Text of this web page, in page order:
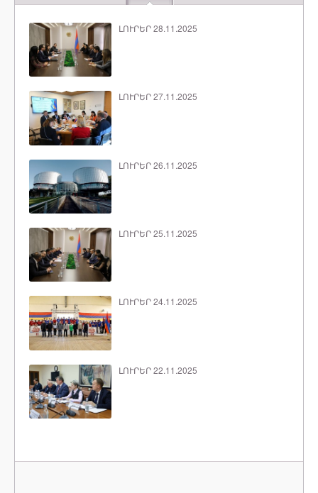
ԼՈՒՐԵՐ 28.11.2025
ԼՈՒՐԵՐ 27.11.2025
ԼՈՒՐԵՐ 26.11.2025
ԼՈՒՐԵՐ 25.11.2025
ԼՈՒՐԵՐ 24.11.2025
ԼՈՒՐԵՐ 22.11.2025